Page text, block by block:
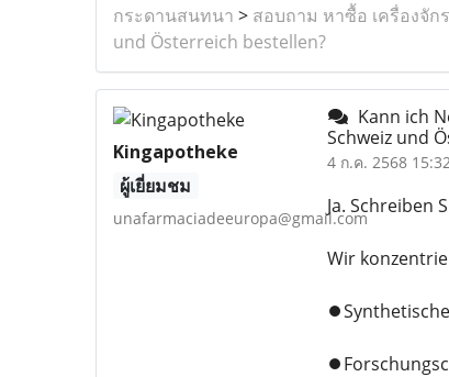
กระดานสนทนา > สอบถาม หาซื้อ เครื่องจัก
und Österreich bestellen?
Kingapotheke
ผู้เยี่ยมชม
unafarmaciadeeuropa@gmail.com
Kann ich
Schweiz und
4 ก.ค. 2568
Ja. Schreiben
Wir